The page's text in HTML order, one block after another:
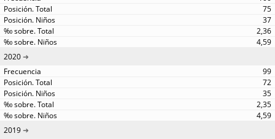
75
37
2,36
4,59
2020
99
72
35
2,35
4,59
2019